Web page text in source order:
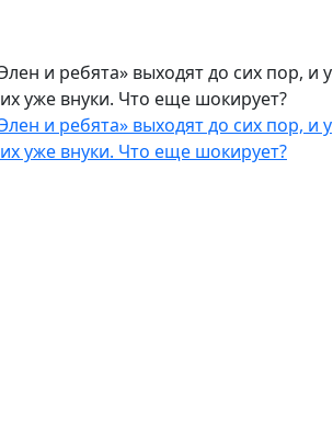
и ребята» выходят до сих пор, и у
уже внуки. Что еще шокирует?
и ребята» выходят до сих пор, и у
уже внуки. Что еще шокирует?